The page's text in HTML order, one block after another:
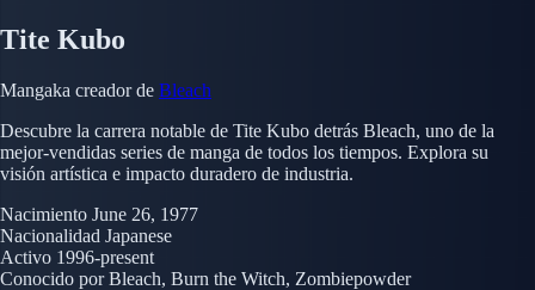
Tite Kubo
Mangaka creador de Bleach
Descubre la carrera notable de Tite Kubo detrás Bleach, uno de la
mejor-vendidas series de manga de todos los tiempos. Explora su
visión artística e impacto duradero de industria.
Nacimiento June 26, 1977
Nacionalidad Japanese
Activo 1996-present
Conocido por Bleach, Burn the Witch, Zombiepowder